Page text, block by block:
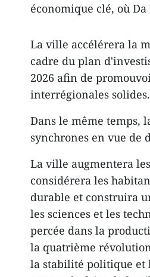
économique clé, où
La ville accélérera la
cadre du plan
2026 afin de
interrégionales solides.
Dans le même temps,
synchrones en vue de
La ville augmentera
considérera les
durable et construira
les sciences et les
percée dans la
la quatrième
la stabilité politique et